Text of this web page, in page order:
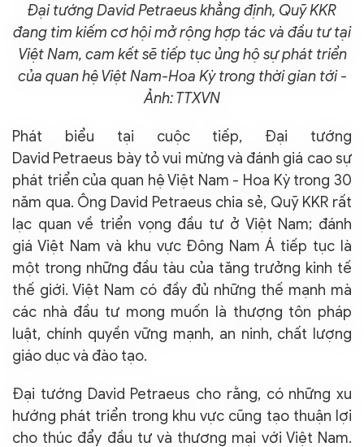
Đại tướng David Petraeus khẳng định, Quỹ KKR
đang tìm kiếm cơ hội mở rộng hợp tác và đầu tư tại
Việt Nam, cam kết sẽ tiếp tục ủng hộ sự phát triển
của quan hệ Việt Nam-Hoa Kỳ trong thời gian tới -
Ảnh: TTXVN
Phát biểu tại cuộc tiếp, Đại tướng
David Petraeus bày tỏ vui mừng và đánh giá cao sự
phát triển của quan hệ Việt Nam - Hoa Kỳ trong 30
năm qua. Ông David Petraeus chia sẻ, Quỹ KKR rất
lạc quan về triển vọng đầu tư ở Việt Nam; đánh
giá Việt Nam và khu vực Đông Nam Á tiếp tục là
một trong những đầu tàu của tăng trưởng kinh tế
thế giới. Việt Nam có đầy đủ những thế mạnh mà
các nhà đầu tư mong muốn là thượng tôn pháp
luật, chính quyền vững mạnh, an ninh, chất lượng
giáo dục và đào tạo.
Đại tướng David Petraeus cho rằng, có những xu
hướng phát triển trong khu vực cũng tạo thuận lợi
cho thúc đẩy đầu tư và thương mại với Việt Nam.